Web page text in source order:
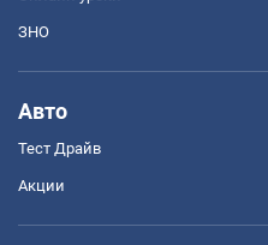
ЗНО
Авто
Тест Драйв
Акции